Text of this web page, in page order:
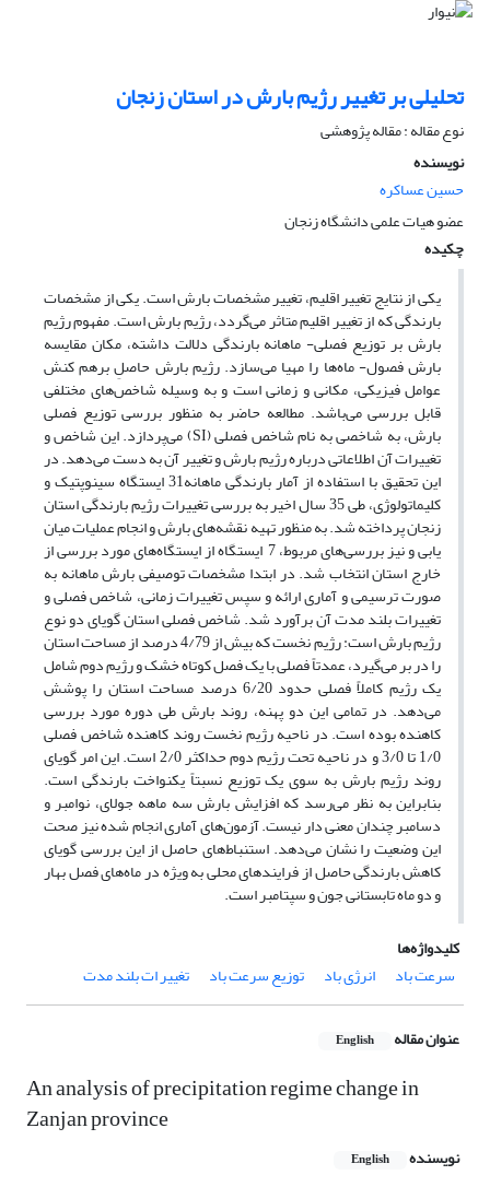
تحلیلی بر تغییر رژیم بارش در استان زنجان
نوع مقاله : مقاله پژوهشی
نویسنده
حسین عساکره
عضو هیات علمی دانشگاه زنجان
چکیده
یکی از نتایج تغییر اقلیم، تغییر مشخصات بارش است. یکی از مشخصات
بارندگی که از تغییر اقلیم متاثر می‌گردد، رژیم بارش است. مفهوم رژیم
بارش بر توزیع فصلی- ماهانه بارندگی دلالت داشته، مکان مقایسه
بارش فصول- ماه‌ها را مهیا می‌سازد. رژیم بارش حاصلِ برهم کنش
عوامل فیزیکی، مکانی و زمانی است و به وسیله شاخص‌های مختلفی
قابل بررسی می‌باشد. مطالعه حاضر به منظور بررسی توزیع فصلی
بارش، به شاخصی به نام شاخص فصلی (SI) می‌پردازد. این شاخص و
تغییرات آن اطلاعاتی درباره رژیم بارش و تغییر آن به دست می‌دهد. در
این تحقیق با استفاده از آمار بارندگی ماهانه31 ایستگاه سینوپتیک و
کلیماتولوژی، طی 35 سال اخیر به بررسی تغییرات رژیم بارندگی استان
زنجان پرداخته شد. به منظور تهیه نقشه‌های بارش و انجام عملیات میان
یابی و نیز بررسی‌های مربوط، 7 ایستگاه از ایستگاه‌های مورد بررسی از
خارج استان انتخاب شد. در ابتدا مشخصات توصیفی بارش ماهانه به
صورت ترسیمی و آماری ارائه و سپس تغییرات زمانی، شاخص فصلی و
تغییرات بلند مدت آن برآورد شد. شاخص فصلی استان گویای دو نوع
رژیم بارش است: رژیم نخست که بیش از 4/79 درصد از مساحت استان
را در بر می‌گیرد، عمدتاً فصلی با یک فصل کوتاه خشک و رژیم دوم شامل
یک رژیم کاملاً فصلی حدود 6/20 درصد مساحت استان را پوشش
می‌دهد. در تمامی این دو پهنه، روند بارش طی دوره مورد بررسی
کاهنده بوده است. در ناحیه رژیم نخست روند کاهنده شاخص فصلی
1/0 تا 3/0 و در ناحیه تحت رژیم دوم حداکثر 2/0 است. این امر گویای
روند رژیم بارش به سوی یک توزیع نسبتاً یکنواخت بارندگی است.
بنابراین به نظر می‌رسد که افزایش بارش سه ماهه جولای، نوامبر و
دسامبر چندان معنی دار نیست. آزمون‌های آماری انجام شده نیز صحت
این وضعیت را نشان می‌دهد. استنباط‌های حاصل از این بررسی گویای
کاهش بارندگی حاصل از فرایندهای محلی به ویژه در ماه‌های فصل بهار
و دو ماه تابستانی جون و سپتامبر است.
کلیدواژه‌ها
سرعت باد
انرژی باد توزیع سرعت باد تغییر ات بلند مدت
عنوان مقاله English
An analysis of precipitation regime change in
Zanjan province
نویسنده English